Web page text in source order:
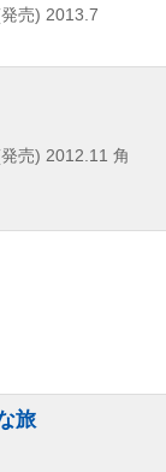
売) 2013.7
売) 2012.11 角
旅